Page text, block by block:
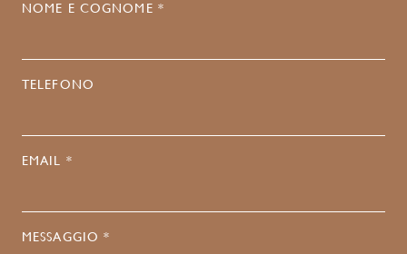
NOME E COGNOME *
TELEFONO
EMAIL *
MESSAGGIO *